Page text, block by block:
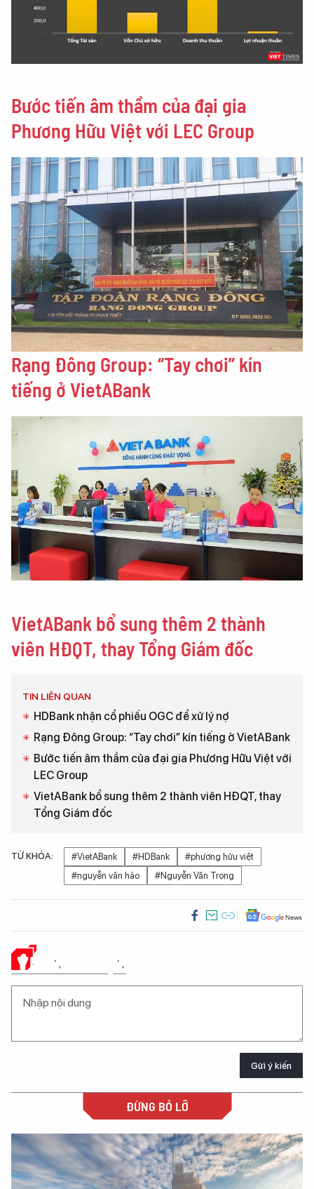
Bước tiến âm thầm của đại gia
Phương Hữu Việt với LEC Group
Rạng Đông Group: “Tay chơi” kín
tiếng ở VietABank
VietABank bổ sung thêm 2 thành
viên HĐQT, thay Tổng Giám đốc
TIN LIÊN QUAN
HDBank nhận cổ phiếu OGC để xử lý nợ
Rạng Đông Group: “Tay chơi” kín tiếng ở VietABank
Bước tiến âm thầm của đại gia Phương Hữu Việt với
LEC Group
VietABank bổ sung thêm 2 thành viên HĐQT, thay
Tổng Giám đốc
TỪ KHÓA: #VietABank #HDBank
#phương hữu việt
#nguyễn văn hảo
#Nguyễn Văn Trọng
Ý KIẾN CỦA BẠN
Gửi ý kiến
ĐỪNG BỎ LỠ